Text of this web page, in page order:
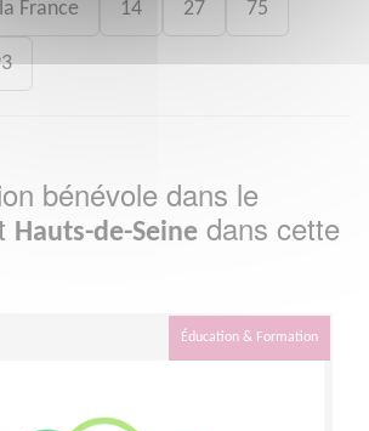
France 14 27 75
bénévole dans le
Hauts-de-Seine dans cette
Éducation & Formation